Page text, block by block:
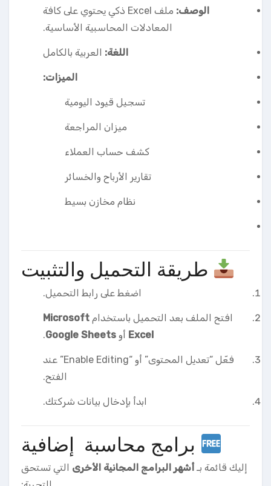
الوصف:
ملف Excel ذكي يحتوي على كافة
المعادلات المحاسبية الأساسية.
اللغة: العربية بالكامل
الميزات:
تسجيل قيود اليومية
ميزان المراجعة
كشف حساب العملاء
تقارير الأرباح والخسائر
نظام مخازن بسيط
طريقة التحميل والتثبيت
اضغط على رابط التحميل.
افتح الملف بعد التحميل باستخدام Microsoft
Excel أو Google Sheets
.
فعّل “تعديل المحتوى” أو “Enable Editing” عند
الفتح.
ابدأ بإدخال بيانات شركتك.
برامج محاسبة إضافية
إليك قائمة بـ أشهر البرامج المجانية الأخرى التي تستحق